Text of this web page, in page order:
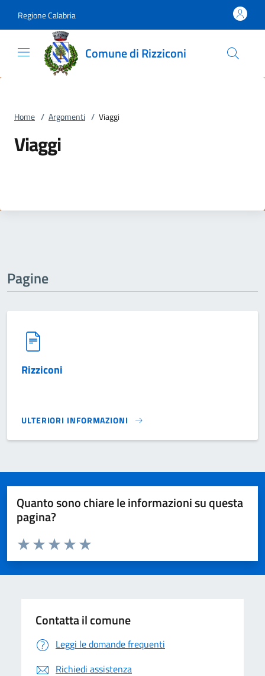
Regione Calabria
Comune di Rizziconi
Home / Argomenti / Viaggi
Viaggi
Pagine
Rizziconi
ULTERIORI INFORMAZIONI
RIZZICONI}
Quanto sono chiare le informazioni su questa
pagina?
Domanda
Valuta da 1 a 5 stelle la pagina
Valuta 5 stelle su 5
Valuta 4 stelle su 5
Valuta 3 stelle su 5
Valuta 2 stelle su 5
Valuta 1 stelle su 5
Contatta il comune
Leggi le domande frequenti
Richiedi assistenza